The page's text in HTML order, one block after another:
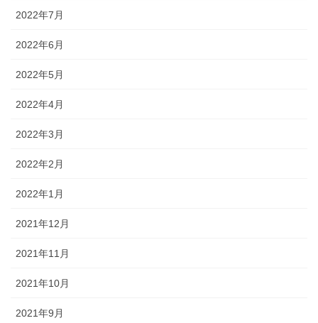
2022年7月
2022年6月
2022年5月
2022年4月
2022年3月
2022年2月
2022年1月
2021年12月
2021年11月
2021年10月
2021年9月